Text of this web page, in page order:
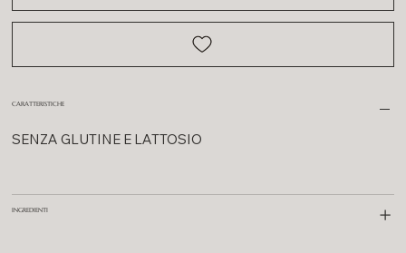
CARATTERISTICHE
SENZA GLUTINE E LATTOSIO
INGREDIENTI